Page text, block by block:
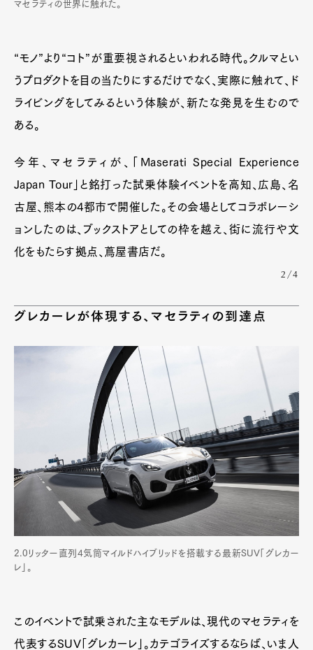
Product CultureLifestyle
Pen Membership
Magazine
Official Columnist
Contact
Pen international Pen tw
マセラティの世界に触れた。
“モノ”より“コト”が重要視されるといわれる時代。クルマとい
うプロダクトを目の当たりにするだけでなく、実際に触れて、ド
ライビングをしてみるという体験が、新たな発見を生むので
ある。
今年、マセラティが、「Maserati Special Experience
Japan Tour」と銘打った試乗体験イベントを高知、広島、名
古屋、熊本の4都市で開催した。その会場としてコラボレーシ
ョンしたのは、ブックストアとしての枠を越え、街に流行や文
化をもたらす拠点、蔦屋書店だ。
2/4
グレカーレが体現する、マセラティの到達点
2.0リッター直列4気筒マイルドハイブリッドを搭載する最新SUV「グレカー
レ」。
このイベントで試乗された主なモデルは、現代のマセラティを
代表するSUV「グレカーレ」。カテゴライズするならば、いま人